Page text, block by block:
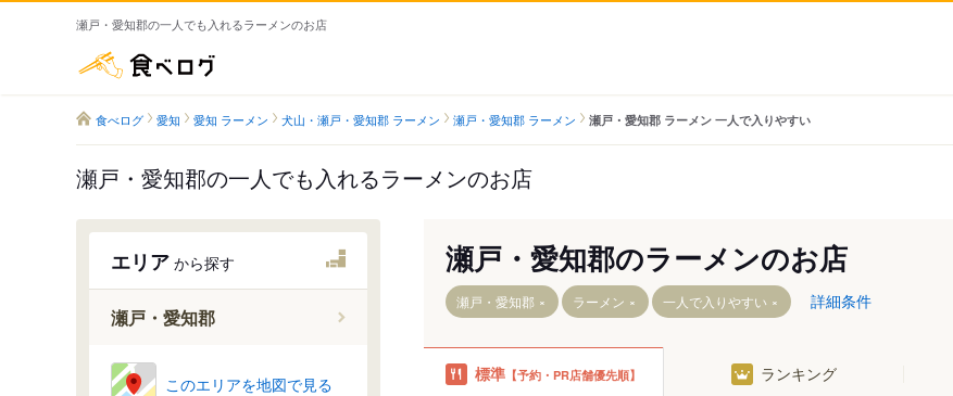
瀬戸・愛知郡の一人でも入れるラーメンのお店
食べログ 愛知 愛知 ラーメン 犬山・瀬戸・愛知郡 ラーメン 瀬戸・愛知郡 ラーメン 瀬戸・愛知郡 ラーメン 一人で入りやすい
瀬戸・愛知郡の一人でも入れるラーメンのお店
エリア から探す
瀬戸・愛知郡
豊明駅
このエリアを地図で見る
瀬戸・愛知郡のラーメンのお店
瀬戸・愛知郡 ラーメン 一人で入りやすい 詳細条件
標準 【予約・PR店舗優先順】 ランキング